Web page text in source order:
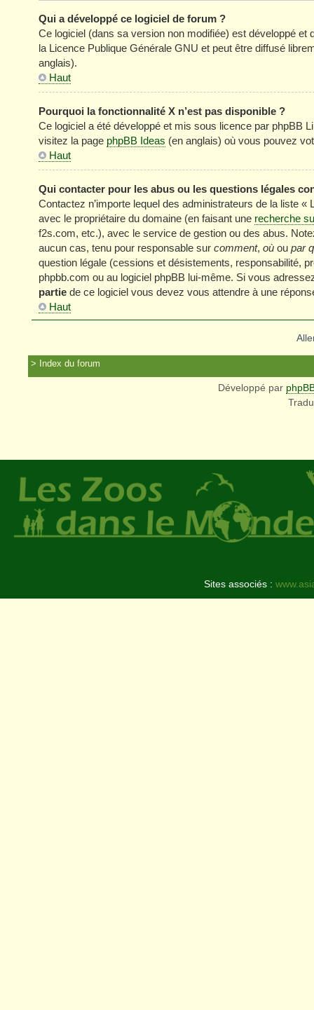
Qui a développé ce logiciel de forum ?
Ce logiciel (dans sa version non modifiée) est développé et
la Licence Publique Générale GNU et peut être diffusé
anglais).
Haut
Pourquoi la fonctionnalité X n’est pas disponible ?
Ce logiciel a été développé et mis sous licence par phpBB
visitez la page phpBB Ideas (en anglais) où vous pouvez
Haut
Qui contacter pour les abus ou les questions légales
Contactez n’importe lequel des administrateurs de la liste
avec le propriétaire du domaine (en faisant une recherche
f2s.com, etc.), avec le service de gestion ou des abus.
aucun cas, tenu pour responsable sur comment, où ou par
question légale (cessions et désistements, responsabilité,
phpbb.com ou au logiciel phpBB lui-même. Si vous
partie de ce logiciel vous devez vous attendre à une
Haut
Index du forum
Développé par
Sites associés :